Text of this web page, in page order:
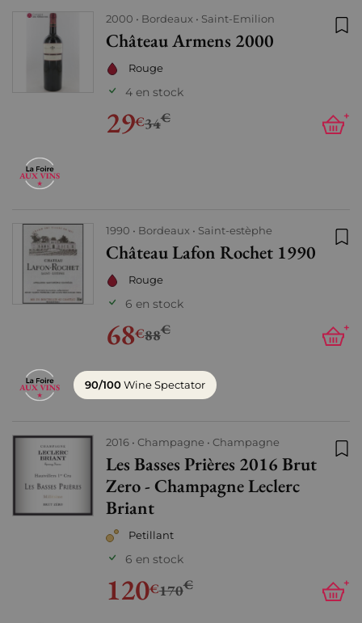
2000 Bordeaux Saint-Emilion
Château Armens 2000
Rouge
4 en stock
29€34€ +
1990 Bordeaux Saint-estèphe
Château Lafon Rochet 1990
Rouge
6 en stock
68€88€ +
90/100Wine Spectator
2016 Champagne Champagne
Les Basses Prières 2016 Brut
Zero - Champagne Leclerc
Briant
Petillant
6 en stock
120€170€ +